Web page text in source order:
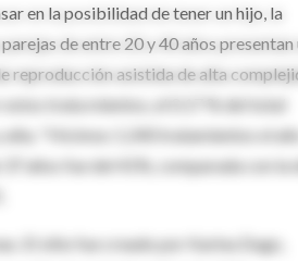
en la posibilidad de tener un hijo, la
de entre 20 y 40 años presentan
reproducción asistida de alta
trata mientos, el 0.17 % del total
alta. "Hicimos 1.240 tratamientos el
años fue del 41%, comparada con la
El sitio fue creado por Karina Dugo,